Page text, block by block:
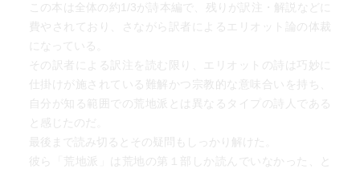
この本は全体の約1/3が詩本編で、残りが訳注・解説などに
費やされており、さながら訳者によるエリオット論の体裁
になっている。
その訳者による訳注を読む限り、エリオットの詩は巧妙に
仕掛けが施されている難解かつ宗教的な意味合いを持ち、
自分が知る範囲での荒地派とは異なるタイプの詩人である
と感じたのだ。
最後まで読み切るとその疑問もしっかり解けた。
彼ら「荒地派」は荒地の第１部しか読んでいなかった、と